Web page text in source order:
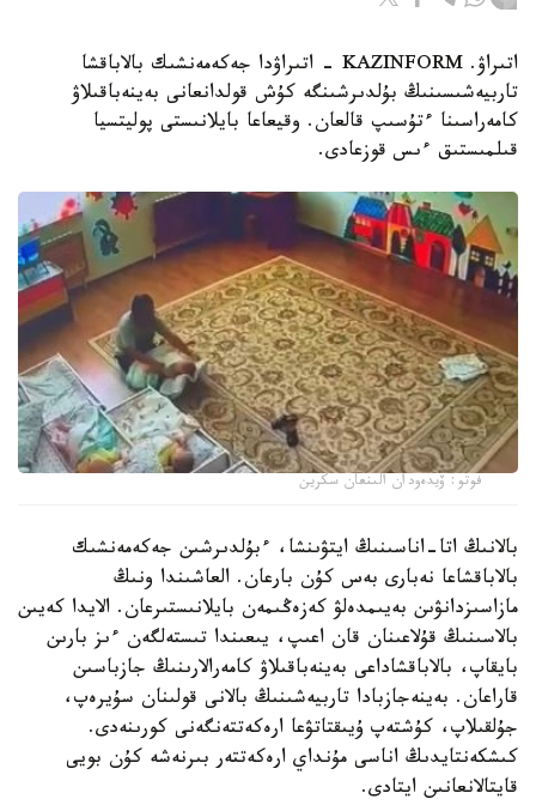
اتىراۋ. KAZINFORM - اتىراۋدا جەكەمەنشىك بالاباقشا
تاربيەشىسىنىڭ بۇلدىرشىنگە كۇش قولدانعانى بەينەباقىلاۋ
كامەراسىنا ءتۇسىپ قالعان. وقيعاعا بايلانىستى پوليتسيا
قىلمىستىق ءىس قوزعادى.
فوتو: ۆيدەودان الىنعان سكرين
بالانىڭ اتا-اناسىنىڭ ايتۋىنشا، ءبۇلدىرشىن جەكەمەنشىك
بالاباقشاعا نەبارى بەس كۇن بارعان. العاشىندا ونىڭ
مازاسىزدانۋىن بەيىمدەلۋ كەزەڭىمەن بايلانىستىرعان. الايدا كەيىن
بالاسىنىڭ قۇلاعىنان قان اعىپ، يىعىندا تىستەلگەن ءىز بارىن
بايقاپ، بالاباقشاداعى بەينەباقىلاۋ كامەرالارىنىڭ جازباسىن
قاراعان. بەينەجازبادا تاربيەشىنىڭ بالانى قولىنان سۇيرەپ،
جۇلقىلاپ، كۇشتەپ ۇيىقتاتۋعا ارەكەتتەنگەنى كورىنەدى.
كىشكەنتايدىڭ اناسى مۇنداي ارەكەتتەر بىرنەشە كۇن بويى
قايتالانعانىن ايتادى.